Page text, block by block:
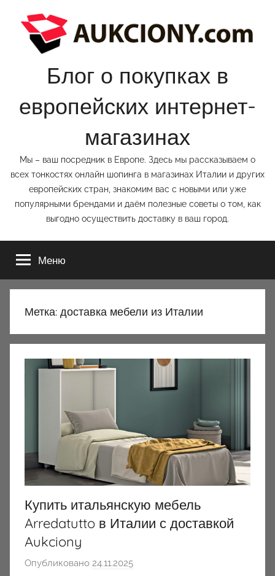
содержимому
Блог о покупках в
европейских интернет-
магазинах
Мы – ваш посредник в Европе. Здесь мы рассказываем о
всех тонкостях онлайн шопинга в магазинах Италии и других
европейских стран, знакомим вас с новыми или уже
популярными брендами и даём полезные советы о том, как
выгодно осуществить доставку в ваш город.
Меню
Метка: доставка мебели из Италии
Купить итальянскую мебель
Arredatutto в Италии с доставкой
Aukciony
Опубликовано 24.11.2025